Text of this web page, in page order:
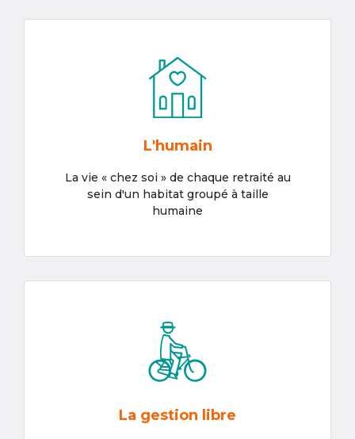
L'humain
La vie « chez soi » de chaque retraité au
sein d'un habitat groupé à taille
humaine
La gestion libre